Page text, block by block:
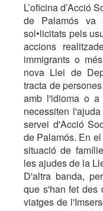
L’oficina d’Acció
de Palamós va
sol•licitats pels
accions
immigrants o
nova Llei de
tracta de
amb l'idioma o
necessiten
servei d'Acció
de Palamós. En
situació de
les ajudes de la
D'altra banda,
que s'han fet des
viatges de